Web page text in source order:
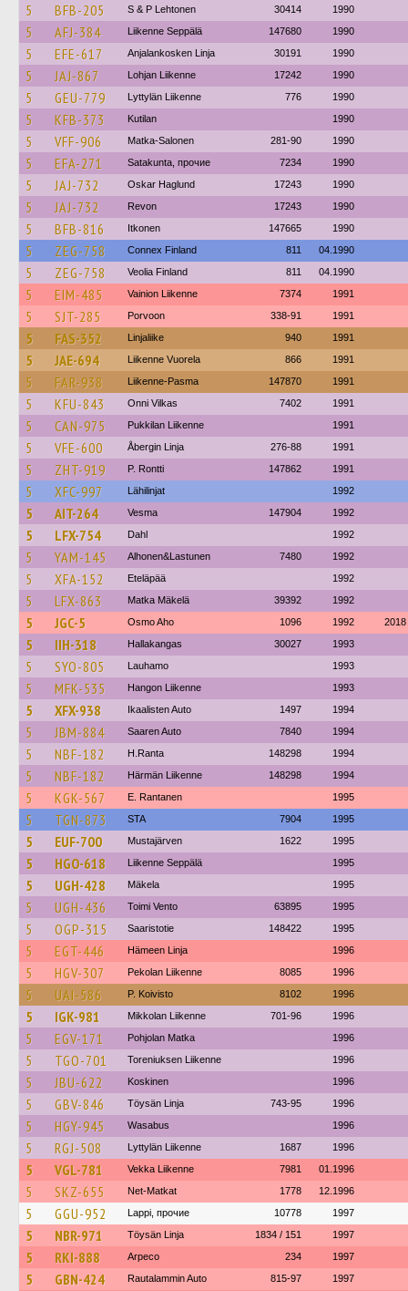
5 BFB-205 S & P Lehtonen 30414 1990
5 AFJ-384 Liikenne Seppälä 147680 1990
5 EFE-617 Anjalankosken Linja 30191 1990
5 JAJ-867 Lohjan Liikenne 17242 1990
5 GEU-779 Lyttylän Liikenne 776 1990
5 KFB-373 Kutilan 1990
5 VFF-906 Matka-Salonen 281-90 1990
5 EFA-271 Satakunta, прочие 7234 1990
5 JAJ-732 Oskar Haglund 17243 1990
5 JAJ-732 Revon 17243 1990
5 BFB-816 Itkonen 147665 1990
5 ZEG-758 Connex Finland 811 04.1990
5 ZEG-758 Veolia Finland 811 04.1990
5 EIM-485 Vainion Liikenne 7374 1991
5 SJT-285 Porvoon 338-91 1991
5 FAS-352 Linjaliike 940 1991
5 JAE-694 Liikenne Vuorela 866 1991
5 FAR-938 Liikenne-Pasma 147870 1991
5 KFU-843 Onni Vilkas 7402 1991
5 CAN-975 Pukkilan Liikenne 1991
5 VFE-600 Åbergin Linja 276-88 1991
5 ZHT-919 P. Rontti 147862 1991
5 XFC-997 Lähilinjat 1992
5 AIT-264 Vesma 147904 1992
5 LFX-754 Dahl 1992
5 YAM-145 Alhonen&Lastunen 7480 1992
5 XFA-152 Eteläpää 1992
5 LFX-863 Matka Mäkelä 39392 1992
5 JGC-5 Osmo Aho 1096 1992 2018
5 IIH-318 Hallakangas 30027 1993
5 SYO-805 Lauhamo 1993
5 MFK-535 Hangon Liikenne 1993
5 XFX-938 Ikaalisten Auto 1497 1994
5 JBM-884 Saaren Auto 7840 1994
5 NBF-182 H.Ranta 148298 1994
5 NBF-182 Härmän Liikenne 148298 1994
5 KGK-567 E. Rantanen 1995
5 TGN-873 STA 7904 1995
5 EUF-700 Mustajärven 1622 1995
5 HGO-618 Liikenne Seppälä 1995
5 UGH-428 Mäkela 1995
5 UGH-436 Toimi Vento 63895 1995
5 OGP-315 Saaristotie 148422 1995
5 EGT-446 Hämeen Linja 1996
5 HGV-307 Pekolan Liikenne 8085 1996
5 UAI-586 P. Koivisto 8102 1996
5 IGK-981 Mikkolan Liikenne 701-96 1996
5 EGV-171 Pohjolan Matka 1996
5 TGO-701 Toreniuksen Liikenne 1996
5 JBU-622 Koskinen 1996
5 GBV-846 Töysän Linja 743-95 1996
5 HGY-945 Wasabus 1996
5 RGJ-508 Lyttylän Liikenne 1687 1996
5 VGL-781 Vekka Liikenne 7981 01.1996
5 SKZ-655 Net-Matkat 1778 12.1996
5 GGU-952 Lappi, прочие 10778 1997
5 NBR-971 Töysän Linja 1834 / 151 1997
5 RKI-888 Arpeco 234 1997
5 GBN-424 Rautalammin Auto 815-97 1997